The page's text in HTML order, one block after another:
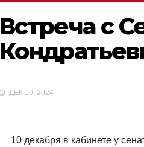
Встреча с
ДЕК 10, 2024
10 декабря в кабинете у